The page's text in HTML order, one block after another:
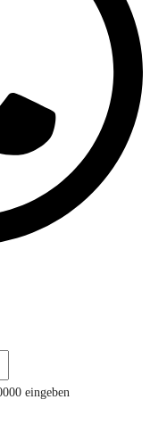
eingeben